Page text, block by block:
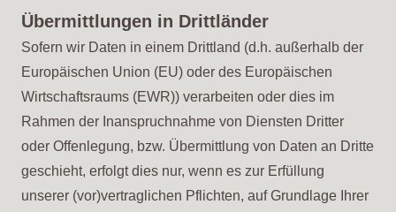
Übermittlungen in Drittländer
Sofern wir Daten in einem Drittland (d.h. außerhalb der
Europäischen Union (EU) oder des Europäischen
Wirtschaftsraums (EWR)) verarbeiten oder dies im
Rahmen der Inanspruchnahme von Diensten Dritter
oder Offenlegung, bzw. Übermittlung von Daten an Dritte
geschieht, erfolgt dies nur, wenn es zur Erfüllung
unserer (vor)vertraglichen Pflichten, auf Grundlage Ihrer